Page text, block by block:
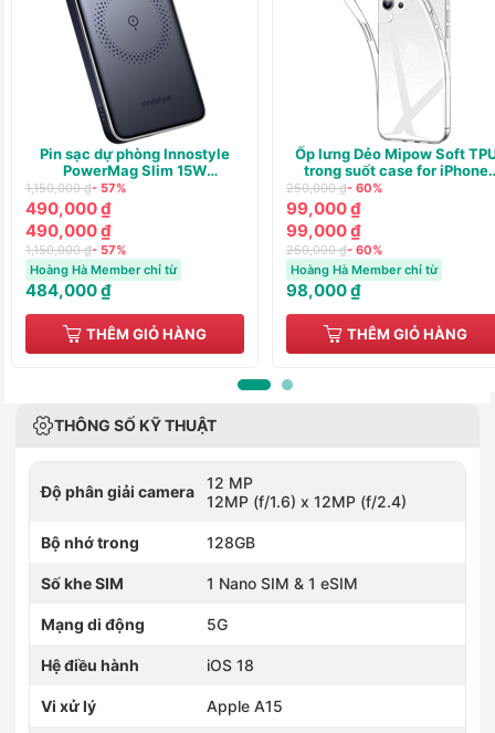
Pin sạc dự phòng Innostyle
PowerMag Slim 15W
(WIRELESS) PD/QC3.0 20W
10000m
1,150,000 ₫- 57%
490,000 ₫
490,000 ₫
1,150,000 ₫- 57%
Hoàng Hà Member chỉ từ
484,000 ₫
THÊM GIỎ HÀNG
Ốp lưng Dẻo Mipow Soft
trong suốt case for iPhone
13/14
250,000 ₫- 60%
99,000 ₫
99,000 ₫
250,000 ₫- 60%
Hoàng Hà Member chỉ từ
98,000 ₫
THÊM GIỎ HÀNG
THÔNG SỐ KỸ THUẬT
Độ phân giải camera
12 MP
12MP (f/1.6) x 12MP (f/2.4)
Bộ nhớ trong 128GB
Số khe SIM 1 Nano SIM & 1 eSIM
Mạng di động 5G
Hệ điều hành iOS 18
Vi xử lý Apple A15